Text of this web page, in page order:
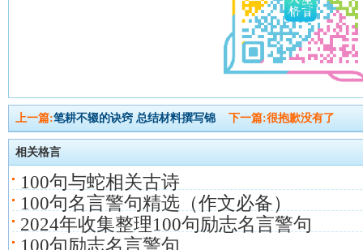
上一篇:笔耕不辍的诀窍 总结材料撰写锦 下一篇:很抱歉没有了
相关格言
100句与蛇相关古诗
100句名言警句精选（作文必备）
2024年收集整理100句励志名言警句
100句励志名言警句